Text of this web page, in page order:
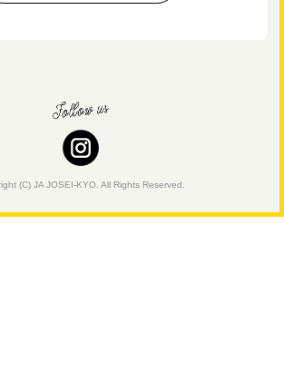
(C) JA JOSEI-KYO. All Rights Reserved.